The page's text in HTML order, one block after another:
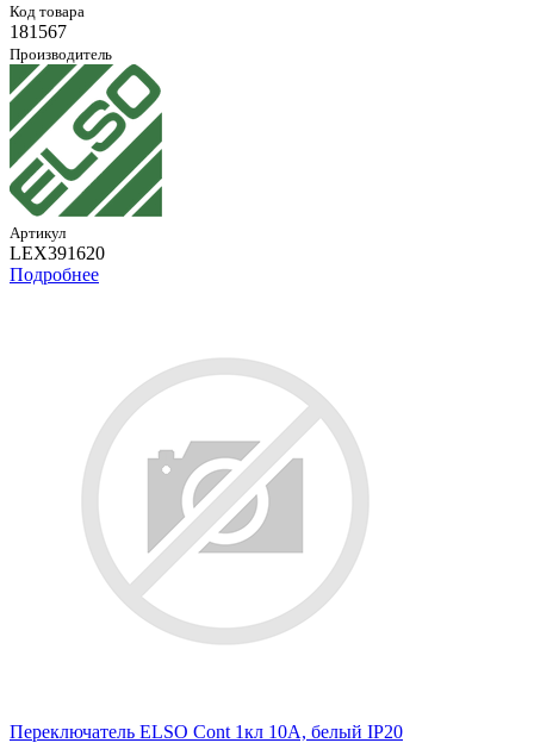
Код товара
181567
Производитель
Артикул
LEX391620
Подробнее
Переключатель ELSO Cont 1кл 10А, белый IP20